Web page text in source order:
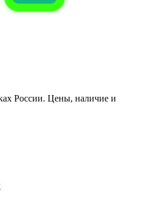
России. Цены, наличие и